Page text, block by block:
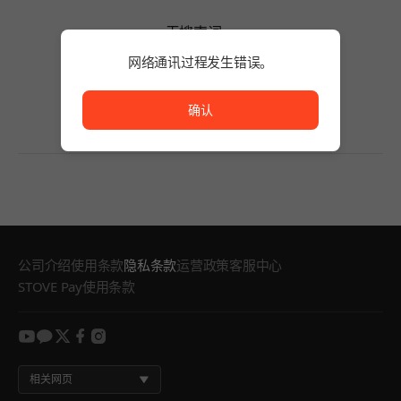
无搜索词。
请缩短搜索词的字数或变更筛选条件。
公司介绍使用条款隐私条款运营政策客服中心
STOVE Pay使用条款
youtube
kakao
twitter
facebook
instagram
相关网页
网络通讯过程发生错误。
确认